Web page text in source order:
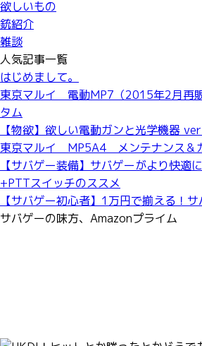
欲しいもの
銃紹介
雑談
人気記事一覧
はじめまして。
東京マルイ 電動MP7（2015年2月
タム
【物欲】欲しい電動ガンと光学機器
東京マルイ MP5A4 メンテナンス＆
【サバゲー装備】サバゲーがより快適
+PTTスイッチのススメ
【サバゲー初心者】1万円で揃える！
サバゲーの味方、Amazonプライム